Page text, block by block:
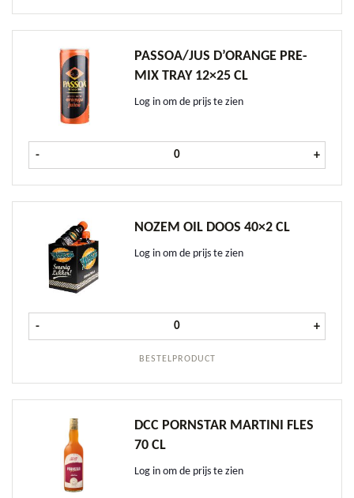
PASSOA/JUS D’ORANGE PRE-
MIX TRAY 12×25 CL
Log in om de prijs te zien
- Passoa/Jus d'Orange Pre-Mix tray
+
NOZEM OIL DOOS 40×2 CL
Log in om de prijs te zien
BESTELPRODUCT
- Nozem Oil doos 40x2 cl aantal
+
DCC PORNSTAR MARTINI FLES
70 CL
Log in om de prijs te zien